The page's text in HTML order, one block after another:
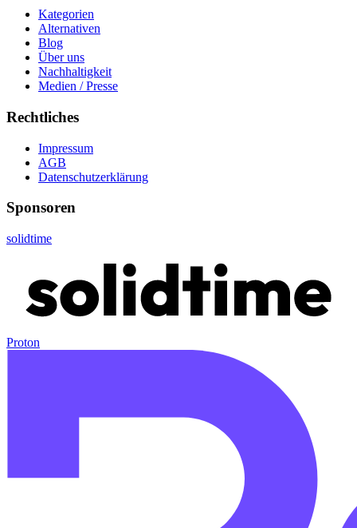
Kategorien
Alternativen
Blog
Über uns
Nachhaltigkeit
Medien / Presse
Rechtliches
Impressum
AGB
Datenschutzerklärung
Sponsoren
solidtime
Proton